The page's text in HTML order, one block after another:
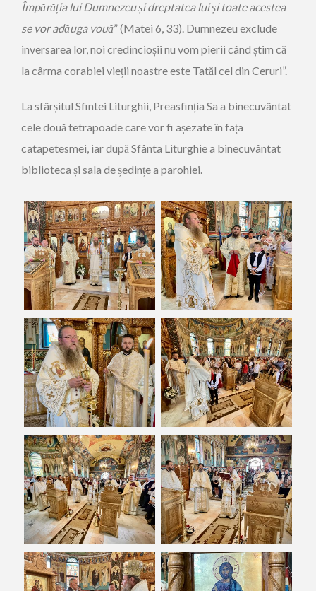
Împărăția lui Dumnezeu și dreptatea lui și toate acestea
se vor adăuga vouă” (Matei 6, 33). Dumnezeu exclude
inversarea lor, noi credincioșii nu vom pierii când știm că
la cârma corabiei vieții noastre este Tatăl cel din Ceruri”.
La sfârșitul Sfintei Liturghii, Preasfinția Sa a binecuvântat
cele două tetrapoade care vor fi așezate în fața
catapetesmei, iar după Sfânta Liturghie a binecuvântat
biblioteca și sala de ședințe a parohiei.